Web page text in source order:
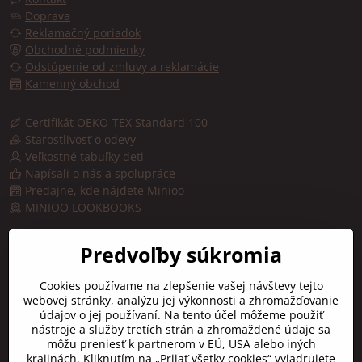
Doprava
Reklamačný poriadok
Obchodné podmienky
Odstúpenie od zmluvy a reklamácie
Kamenný obchod
Certifikát OEKO-TEX Standard 100
Starostlivosť o odevy
Veľkostné tabuľky deti
Napísali o nás a spolupráce
Predajne, kde nájdete Minioo
MINIOO LOOKBOOKS
Predajňa, kde kúpite značku minioo - Fashion by kids
91701 TRNAVA
Otváracie hodiny:
Pon-Pia:9:00 - 16:30
Sobota:10:00 - 12:00
Predvoľby súkromia
Cookies používame na zlepšenie vašej návštevy tejto
webovej stránky, analýzu jej výkonnosti a zhromažďovanie
údajov o jej používaní. Na tento účel môžeme použiť
nástroje a služby tretích strán a zhromaždené údaje sa
môžu preniesť k partnerom v EÚ, USA alebo iných
krajinách. Kliknutím na „Prijať všetky cookies“ vyjadrujete